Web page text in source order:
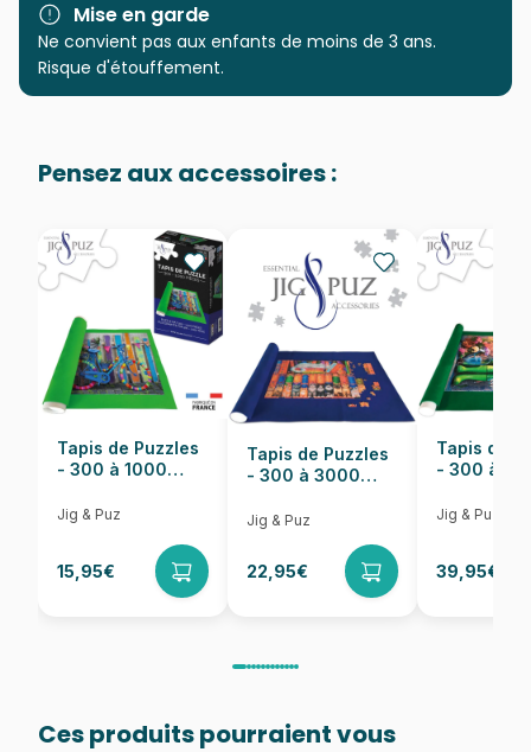
Catégorie
Puzzles - Pays : Etats-Unis et
EAN 628136661614
Nombre de pièces 1000 pièces
Dimensions 68 x 48 cm
Mise en garde
Ne convient pas aux enfants de moins de 3 ans.
Risque d'étouffement.
Pensez aux accessoires :
Tapis de Puzzles
- 300 à 1000
Jig & Puz
15,95€
Tapis de Puzzles
- 300 à 3000
Jig & Puz
22,95€
Tapis de
- 300 à
Jig & Puz
39,95€
Ces produits pourraient vous